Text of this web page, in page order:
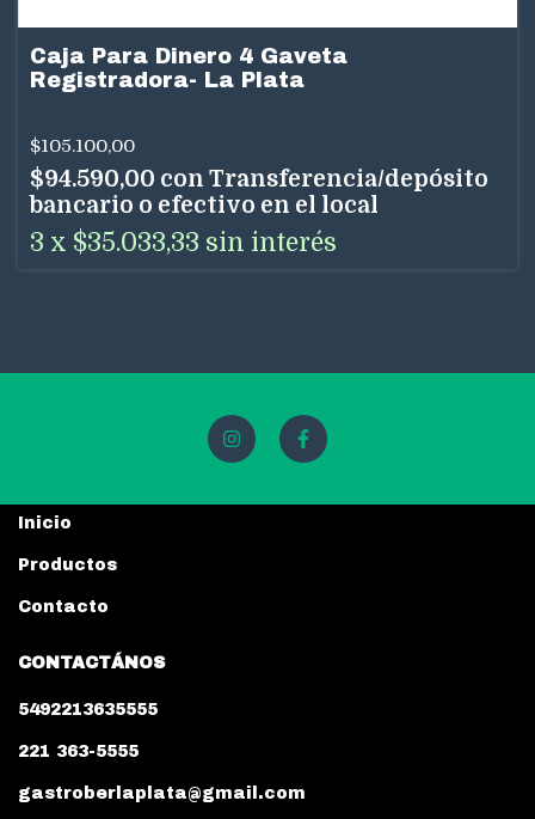
Caja Para Dinero 4 Gaveta
Registradora- La Plata
$105.100,00
$94.590,00 con Transferencia/depósito
bancario o efectivo en el local
3 x $35.033,33 sin interés
Inicio
Productos
Contacto
CONTACTÁNOS
5492213635555
221 363-5555
gastroberlaplata@gmail.com